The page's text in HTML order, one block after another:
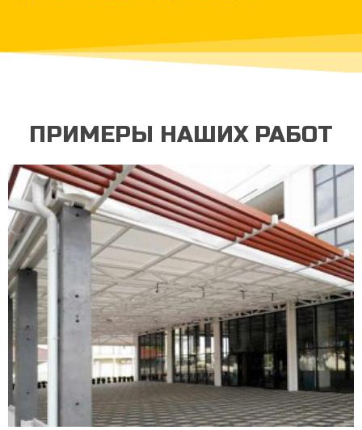
ПРИМЕРЫ НАШИХ РАБОТ